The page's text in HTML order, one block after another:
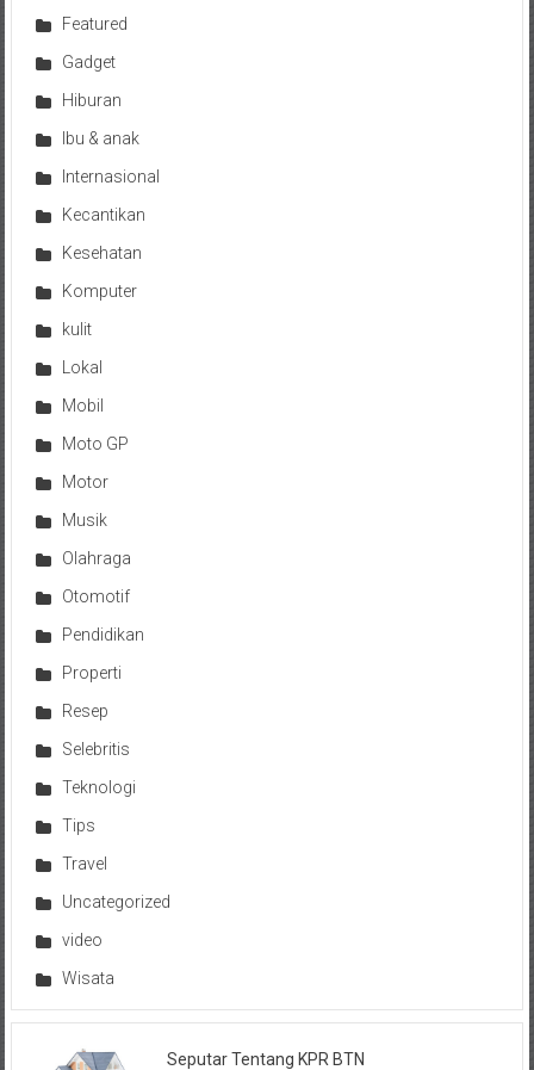
Featured
Gadget
Hiburan
Ibu & anak
Internasional
Kecantikan
Kesehatan
Komputer
kulit
Lokal
Mobil
Moto GP
Motor
Musik
Olahraga
Otomotif
Pendidikan
Properti
Resep
Selebritis
Teknologi
Tips
Travel
Uncategorized
video
Wisata
Seputar Tentang KPR BTN